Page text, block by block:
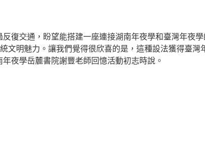
復交通，盼望能搭建一座連接湖南年夜學和臺灣年夜
文明魅力。讓我們覺得很欣喜的是，這種設法獲得臺
年夜學岳麓書院謝豐老師回憶活動初志時說。